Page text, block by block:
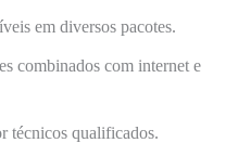
em diversos pacotes.
combinados com internet e
técnicos qualificados.